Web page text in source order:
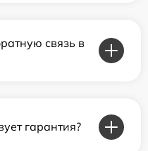
связь в
гарантия?